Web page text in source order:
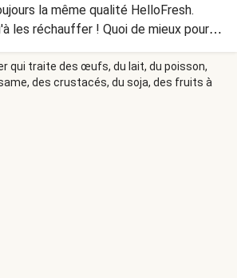
la même qualité HelloFresh.
les réchauffer ! Quoi de mieux pour
? INGRÉDIENTS : pâtes cuites 35 %
eau, épinards 11 %, LAIT, CRÈME
de l’Atlantique cuit 7 %,
4 % (SAUMON, sel, fumée),
qui traite des œufs, du lait, du poisson,
des crustacés, du soja, des fruits à